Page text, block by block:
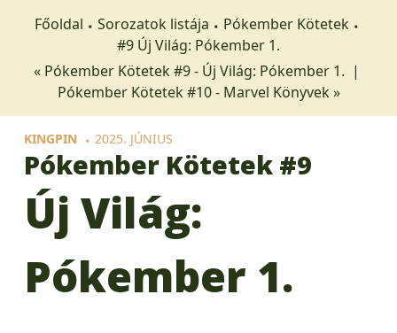
Főoldal Sorozatok listája
Pókember Kötetek
#9 Új Világ: Pókember 1.
« Pókember Kötetek #9 - Új Világ: Pókember 1. |
Pókember Kötetek #10 - Marvel Könyvek »
KINGPIN 2025. JÚNIUS
Pókember Kötetek #9
Új Világ:
Pókember 1.